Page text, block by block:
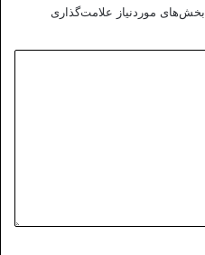
بخش‌های موردنیاز علامت‌گذاری